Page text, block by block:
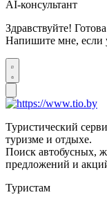
AI-консультант
Здравствуйте!
Напишите мне, если
Туристический
туризме и отдыхе.
Поиск автобусных,
предложений и
Туристам